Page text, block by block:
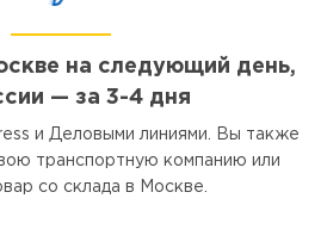
на следующий день,
— за 3-4 дня
и Деловыми линиями. Вы также
транспортную компанию или
со склада в Москве.